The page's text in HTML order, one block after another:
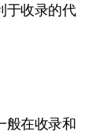
于收录的代
般在收录和